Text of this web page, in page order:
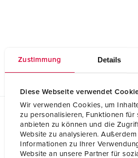
Zustimmung Details
Diese Webseite verwendet
Wir verwenden Cookies, um
zu personalisieren, Funktionen für
anbieten zu können und die
Website zu analysieren.
Informationen zu Ihrer
Website an unsere Partner für
Ausschreibungsdaten
Aufputz-Verteiler 6223028
GAEB XML Universelle LV-